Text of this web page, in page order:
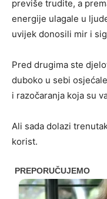
previše trudite, a
energije ulagale u
uvijek donosili mir i
Pred drugima ste
duboko u sebi
i razočaranja koja su
Ali sada dolazi
korist.